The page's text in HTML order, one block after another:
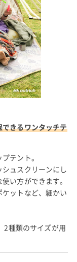
きるワンタッチテ
テント。
ュスクリーンにし
い方ができます。
ットなど、細かい
2種類のサイズが用